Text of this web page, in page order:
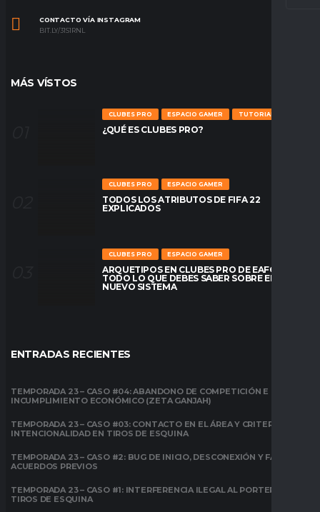
CONTACTO VÍA INSTAGRAM
BIT.LY/31S1RNL
MÁS VÍSTOS
CLUBES PRO ESPACIO GAMER TUTORIALES
¿QUÉ ES CLUBES PRO?
CLUBES PRO ESPACIO GAMER
TODOS LOS ATRIBUTOS DE FIFA 22
EXPLICADOS
CLUBES PRO ESPACIO GAMER
ARQUETIPOS EN CLUBES PRO DE EAFC26:
TODO LO QUE DEBES SABER SOBRE EL
NUEVO SISTEMA
ENTRADAS RECIENTES
TEMPORADA 23 – CASO #04: ABANDONO DE COMPETICIÓN E
INCUMPLIMIENTO ECONÓMICO (ZETA GANJAH)
TEMPORADA 23 – CASO #03: CONTACTO EN EL ÁREA Y CRITERIO DE
INTENCIONALIDAD EN TIROS DE ESQUINA
TEMPORADA 23 – CASO #2: BUG DE INICIO, DESCONEXIÓN Y FALTA DE
ACUERDOS PREVIOS
TEMPORADA 23 – CASO #1: INTERFERENCIA ILEGAL AL PORTERO EN
TIROS DE ESQUINA